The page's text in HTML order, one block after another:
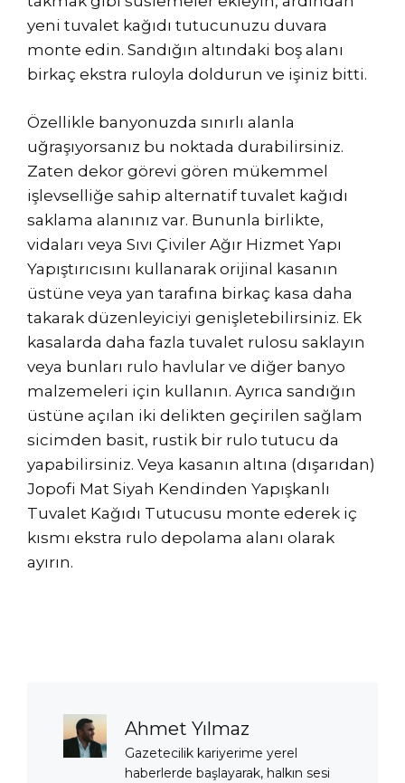
yeni tuvalet kağıdı tutucunuzu duvara
monte edin. Sandığın altındaki boş alanı
birkaç ekstra ruloyla doldurun ve işiniz bitti.
Özellikle banyonuzda sınırlı alanla
uğraşıyorsanız bu noktada durabilirsiniz.
Zaten dekor görevi gören mükemmel
işlevselliğe sahip alternatif tuvalet kağıdı
saklama alanınız var. Bununla birlikte,
vidaları veya Sıvı Çiviler Ağır Hizmet Yapı
Yapıştırıcısını kullanarak orijinal kasanın
üstüne veya yan tarafına birkaç kasa daha
takarak düzenleyiciyi genişletebilirsiniz. Ek
kasalarda daha fazla tuvalet rulosu saklayın
veya bunları rulo havlular ve diğer banyo
malzemeleri için kullanın. Ayrıca sandığın
üstüne açılan iki delikten geçirilen sağlam
sicimden basit, rustik bir rulo tutucu da
yapabilirsiniz. Veya kasanın altına (dışarıdan)
Jopofi Mat Siyah Kendinden Yapışkanlı
Tuvalet Kağıdı Tutucusu monte ederek iç
kısmı ekstra rulo depolama alanı olarak
ayırın.
Ahmet Yılmaz
Gazetecilik kariyerime yerel
haberlerde başlayarak, halkın sesi